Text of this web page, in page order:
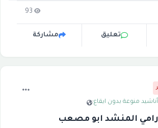
93
تعليق مشاركة
منوعة بدون ايقاع·
المنشد ابو مصعب